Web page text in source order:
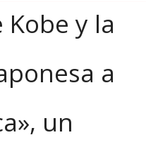
Kobe y la
a
un